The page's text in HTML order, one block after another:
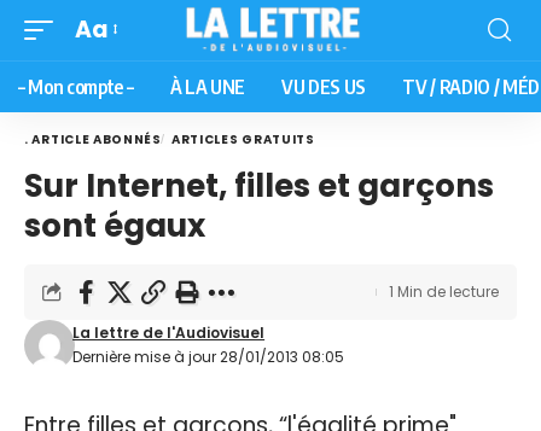
Aa
– Mon compte – À LA UNE VU DES US TV / RADIO /
. ARTICLE ABONNÉS ARTICLES GRATUITS
Sur Internet, filles et garçons
sont égaux
Dernière mise à jour 28/01/2013 08:05
La lettre de l'Audiovisuel
1 Min de lecture